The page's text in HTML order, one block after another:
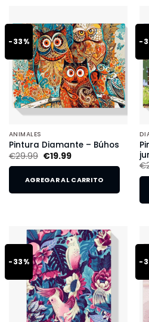
-33%
ANIMALES
Pintura Diamante – Búhos
€29.99 €19.99
AGREGAR AL CARRITO
-
€
-33% -